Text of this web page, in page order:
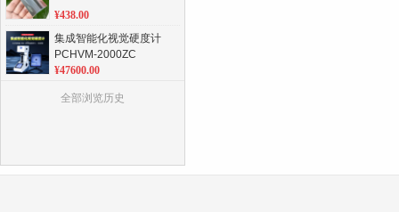
¥438.00
集成智能化视觉硬度计
PCHVM-2000ZC
¥47600.00
集成智能化视觉硬度计
全部浏览历史